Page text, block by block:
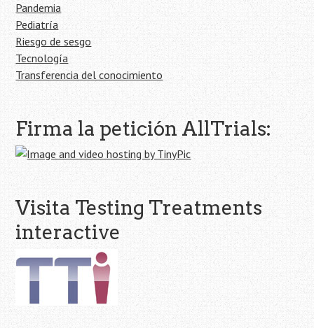
Pandemia
Pediatría
Riesgo de sesgo
Tecnología
Transferencia del conocimiento
Firma la petición AllTrials:
Visita Testing Treatments
interactive